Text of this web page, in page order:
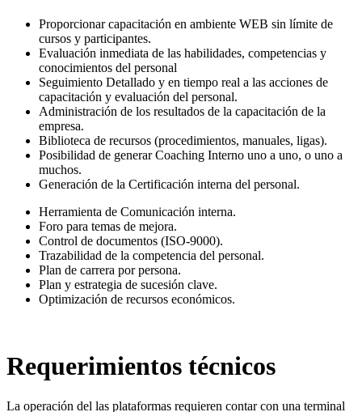
Proporcionar capacitación en ambiente WEB sin límite de
cursos y participantes.
Evaluación inmediata de las habilidades, competencias y
conocimientos del personal
Seguimiento Detallado y en tiempo real a las acciones de
capacitación y evaluación del personal.
Administración de los resultados de la capacitación de la
empresa.
Biblioteca de recursos (procedimientos, manuales, ligas).
Posibilidad de generar Coaching Interno uno a uno, o uno a
muchos.
Generación de la Certificación interna del personal.
Herramienta de Comunicación interna.
Foro para temas de mejora.
Control de documentos (ISO-9000).
Trazabilidad de la competencia del personal.
Plan de carrera por persona.
Plan y estrategia de sucesión clave.
Optimización de recursos económicos.
Requerimientos técnicos
La operación del las plataformas requieren contar con una terminal